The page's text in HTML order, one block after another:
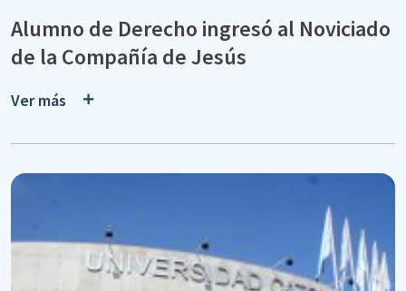
Alumno de Derecho ingresó al Noviciado
de la Compañía de Jesús
Ver más